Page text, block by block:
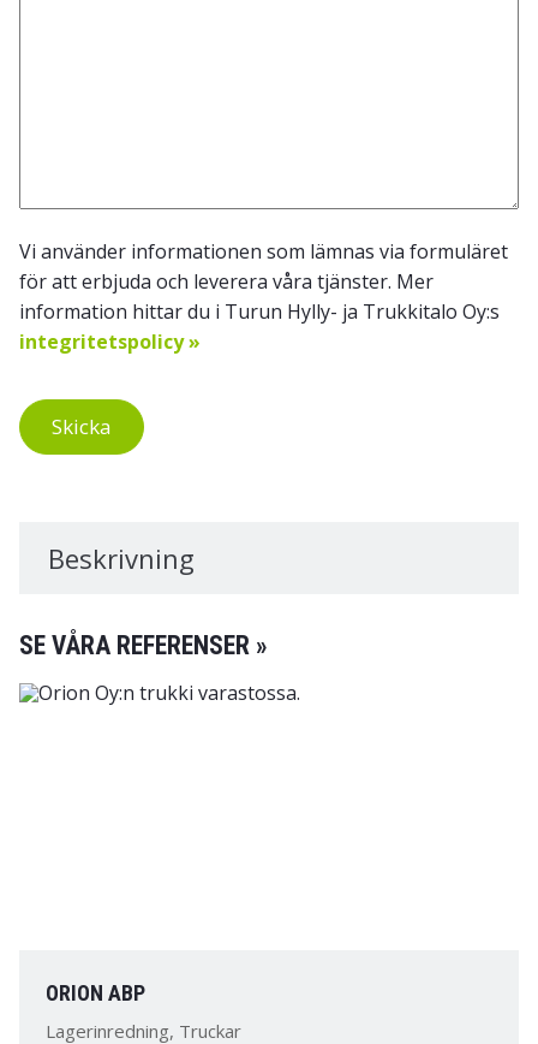
Vi använder informationen som lämnas via formuläret
för att erbjuda och leverera våra tjänster. Mer
information hittar du i Turun Hylly- ja Trukkitalo Oy:s
integritetspolicy »
Skicka
Beskrivning
SE VÅRA REFERENSER »
ORION ABP
Lagerinredning, Truckar